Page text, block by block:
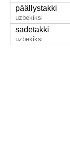
päällystakki
uzbekiksi
sadetakki
uzbekiksi